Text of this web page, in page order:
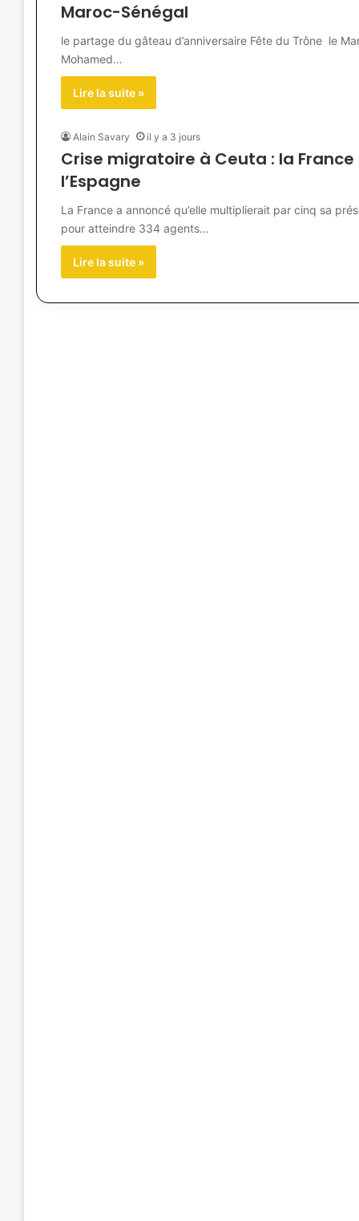
Maroc-Sénégal
le partage du gâteau d’anniversaire Fête du Trône le
Mohamed…
Lire la suite »
Alain Savary il y a 3 jours
Crise migratoire à Ceuta : la
l’Espagne
La France a annoncé qu’elle multiplierait par cinq sa
pour atteindre 334 agents…
Lire la suite »